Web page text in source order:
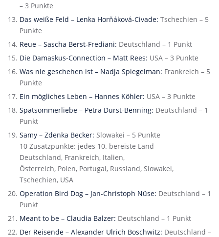
– 3 Punkte
Das weiße Feld – Lenka Horňáková-Civade: Tschechien – 5
Punkte
Reue – Sascha Berst-Frediani: Deutschland – 1 Punkt
Die Damaskus-Connection – Matt Rees: USA – 3 Punkte
Was nie geschehen ist – Nadja Spiegelman: Frankreich – 5
Punkte
Ein mögliches Leben – Hannes Köhler: USA – 3 Punkte
Spätsommerliebe – Petra Durst-Benning: Deutschland – 1
Punkt
Samy – Zdenka Becker: Slowakei – 5 Punkte
10 Zusatzpunkte: jedes 10. bereiste Land
Deutschland, Frankreich, Italien,
Österreich, Polen, Portugal, Russland, Slowakei,
Tschechien, USA
Operation Bird Dog – Jan-Christoph Nüse: Deutschland – 1
Punkt
Meant to be – Claudia Balzer: Deutschland – 1 Punkt
Der Reisende – Alexander Ulrich Boschwitz: Deutschland –